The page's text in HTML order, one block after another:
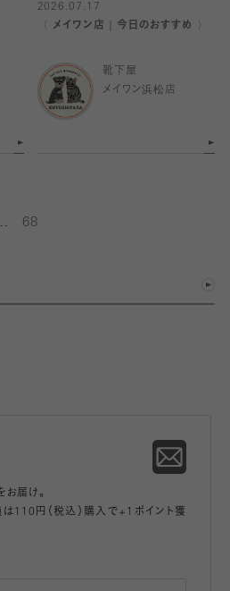
2026.07.17
〈 メイワン店｜今日のおすすめ 〉
靴下屋
メイワン浜松店
68
届け。
110円（税込）購入で+1ポイント獲